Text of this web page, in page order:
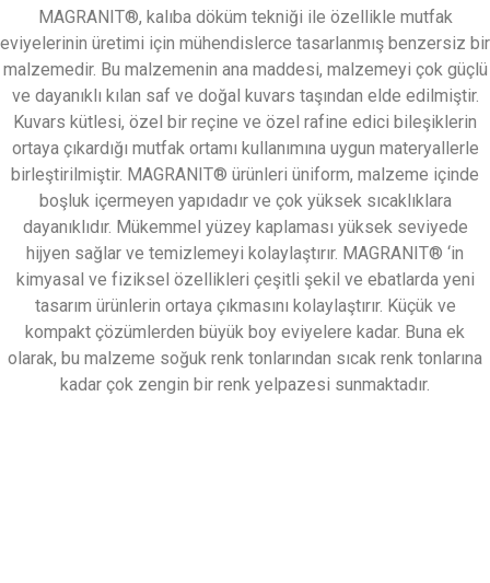
MAGRANIT®, kalıba döküm tekniği ile özellikle mutfak
eviyelerinin üretimi için mühendislerce tasarlanmış benzersiz bir
malzemedir. Bu malzemenin ana maddesi, malzemeyi çok güçlü
ve dayanıklı kılan saf ve doğal kuvars taşından elde edilmiştir.
Kuvars kütlesi, özel bir reçine ve özel rafine edici bileşiklerin
ortaya çıkardığı mutfak ortamı kullanımına uygun materyallerle
birleştirilmiştir. MAGRANIT® ürünleri üniform, malzeme içinde
boşluk içermeyen yapıdadır ve çok yüksek sıcaklıklara
dayanıklıdır. Mükemmel yüzey kaplaması yüksek seviyede
hijyen sağlar ve temizlemeyi kolaylaştırır. MAGRANIT® ‘in
kimyasal ve fiziksel özellikleri çeşitli şekil ve ebatlarda yeni
tasarım ürünlerin ortaya çıkmasını kolaylaştırır. Küçük ve
kompakt çözümlerden büyük boy eviyelere kadar. Buna ek
olarak, bu malzeme soğuk renk tonlarından sıcak renk tonlarına
kadar çok zengin bir renk yelpazesi sunmaktadır.